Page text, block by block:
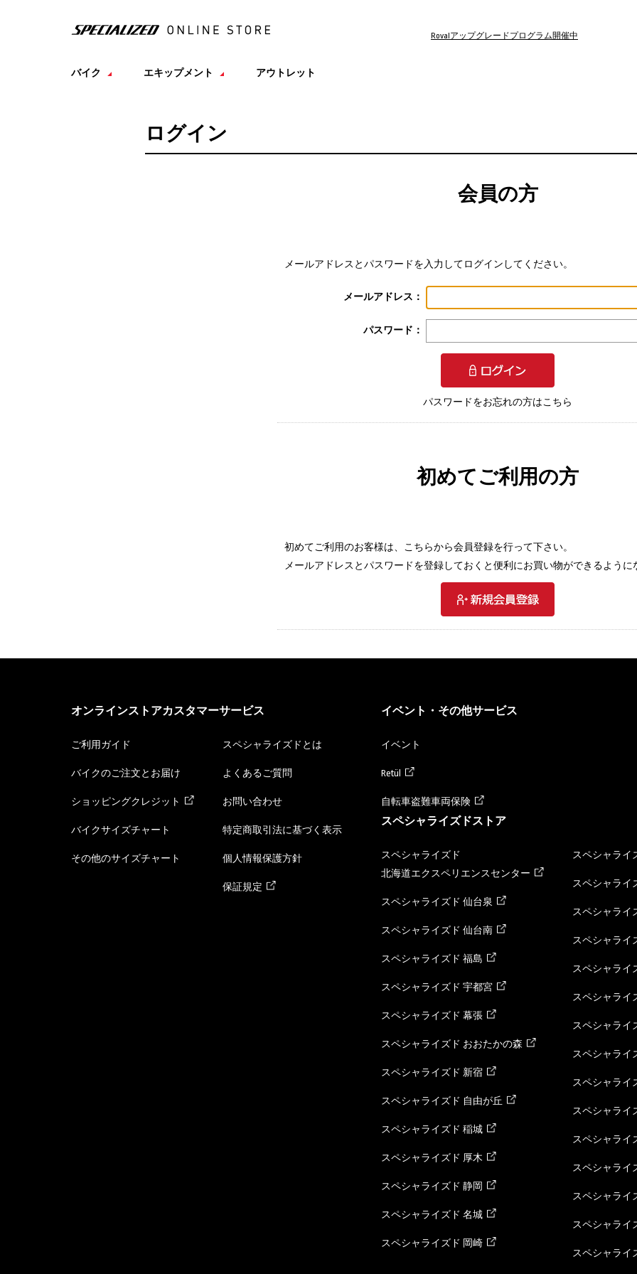
Rovalアップグレードプログラム開催中
バイク エキップメント アウトレット
ログイン
会員の方
メールアドレスとパスワードを入力してログインしてください。
メールアドレス：
パスワード：
パスワードをお忘れの方はこちら
初めてご利用の方
初めてご利用のお客様は、こちらから会員登録を行って下さい。
メールアドレスとパスワードを登録しておくと便利にお買い物ができるように
オンラインストアカスタマーサービス
ご利用ガイド
バイクのご注文とお届け
ショッピングクレジット
バイクサイズチャート
その他のサイズチャート
スペシャライズドとは
よくあるご質問
お問い合わせ
特定商取引法に基づく表示
個人情報保護方針
保証規定
イベント・その他サービス
イベント
Retül
自転車盗難車両保険
スペシャライズドストア
スペシャライズド
北海道エクスペリエンスセンター
スペシャライズド 仙台泉
スペシャライズド 仙台南
スペシャライズド 福島
スペシャライズド 宇都宮
スペシャライズド 幕張
スペシャライズド おおたかの森
スペシャライズド 新宿
スペシャライズド 自由が丘
スペシャライズド 稲城
スペシャライズド 厚木
スペシャライズド 静岡
スペシャライズド 名城
スペシャライズド 岡崎
スペシャライ
スペシャライ
スペシャライ
スペシャライ
スペシャライ
スペシャライ
スペシャライ
スペシャライ
スペシャライ
スペシャライ
スペシャライ
スペシャライ
スペシャライ
スペシャライ
スペシャライ